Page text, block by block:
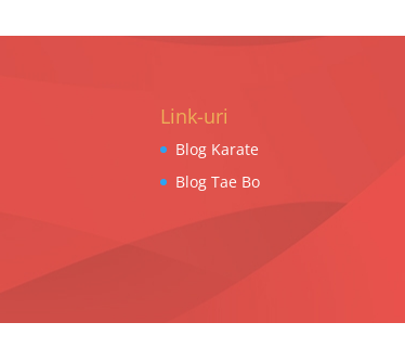
Link-uri
Blog Karate
Blog Tae Bo